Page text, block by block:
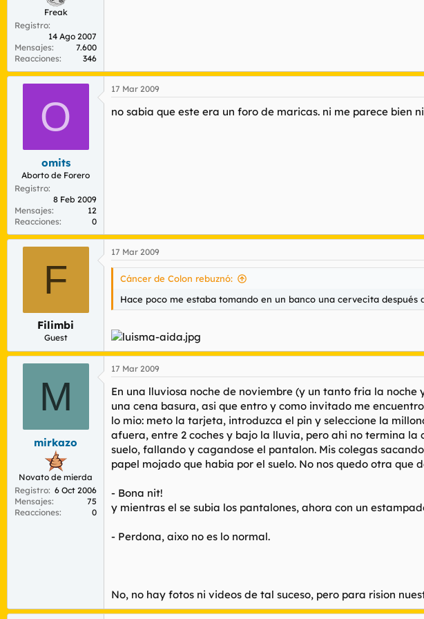
Freak
Registro
14 Ago 2007
Mensajes
7.600
Reacciones
346
O
omits
Aborto de Forero
Registro
8 Feb 2009
Mensajes
12
Reacciones
0
17 Mar 2009
no sabia que este era un foro de maricas. ni me parece bien
F
Filimbi
Guest
17 Mar 2009
Cáncer de Colon rebuznó:
Hace poco me estaba tomando en un banco una cervecita después
M
mirkazo
Novato de mierda
Registro 6 Oct 2006
Mensajes
75
Reacciones
0
17 Mar 2009
En una lluviosa noche de noviembre (y un tanto fria la
una cena basura, asi que entro y como invitado me
lo mio: meto la tarjeta, introduzca el pin y seleccione la
afuera, entre 2 coches y bajo la lluvia, pero ahi no termina
suelo, fallando y cagandose el pantalon. Mis colegas
papel mojado que habia por el suelo. No nos quedo otra que
- Bona nit!
y mientras el se subia los pantalones, ahora con un
- Perdona, aixo no es lo normal.
No, no hay fotos ni videos de tal suceso, pero para rision